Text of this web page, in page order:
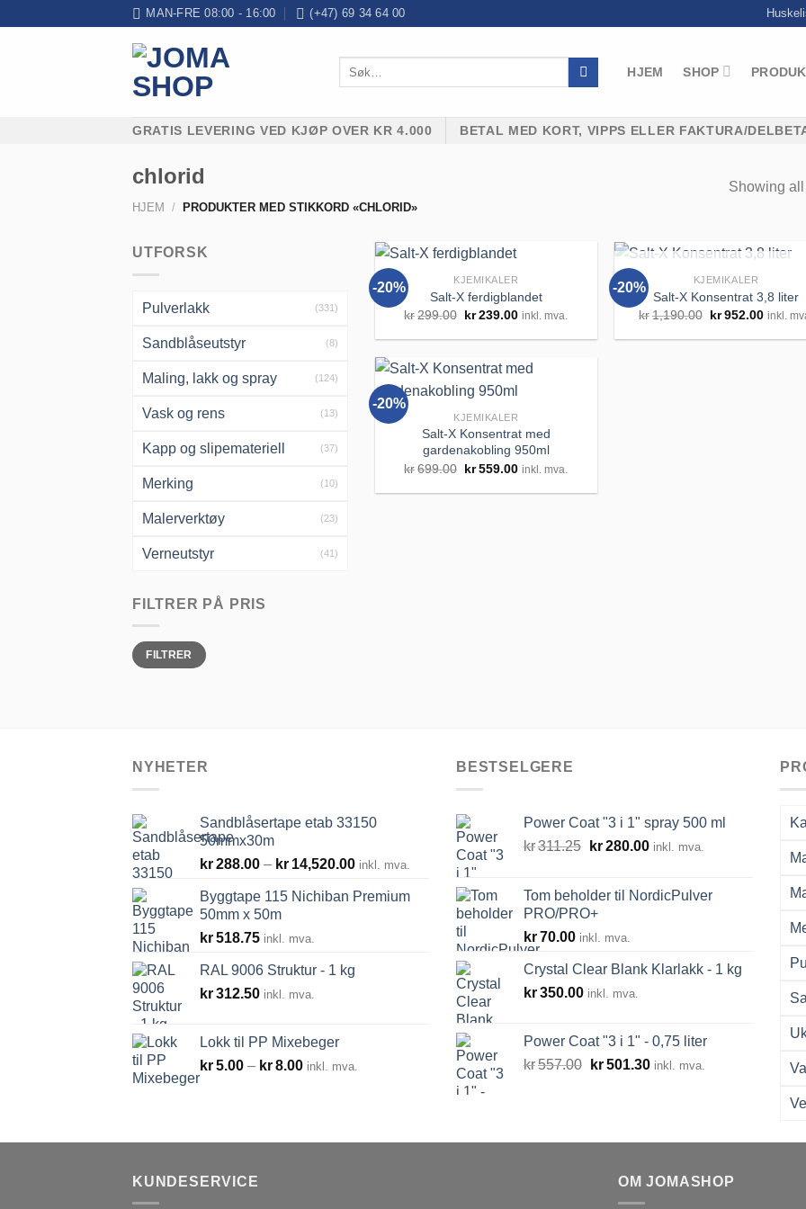
MAN-FRE 08:00 - 16:00 (+47) 69 34 64 00
HJEM SHOP
GRATIS LEVERING VED KJØP OVER KR 4.000 BETAL MED KORT, VIPPS ELLER FAKTURA/
chlorid
HJEM / PRODUKTER MED STIKKORD «CHLORID»
Showing
UTFORSK
Pulverlakk (331)
Sandblåseutstyr (8)
Maling, lakk og spray (124)
Vask og rens (13)
Kapp og slipemateriell (37)
Merking (10)
Malerverktøy (23)
Verneutstyr (41)
FILTRER PÅ PRIS
Min.
pris
Makspris
FILTRER
-20%
Legg til
KJEMIKALER
Salt-X ferdigblandet
kr299.00 Opprinnelig
var:
kr239.00Nåværende
er:
inkl. mva.
-20% UTSOLGT
KJEMIKALER
Salt-X Konsentrat 3,8 liter
kr1,190.00 Opprinnelig
var:
kr952.00
er:
inkl.
-20%
huskeliste
KJEMIKALER
Salt-X Konsentrat med
gardenakobling 950ml
kr699.00 Opprinnelig
var:
kr559.00Nåværende
er:
inkl. mva.
NYHETER
Sandblåsertape etab 33150
50mmx30m
kr288.00 – kr 14,520.00Prisområde:
til
inkl. mva.
Byggtape 115 Nichiban Premium
50mm x 50m
kr518.75 inkl. mva.
RAL 9006 Struktur - 1 kg
kr312.50 inkl. mva.
Lokk til PP Mixebeger
kr5.00 – kr8.00Prisområde:
inkl. mva.
BESTSELGERE
Power Coat "3 i 1" spray 500 ml
kr311.25 Opprinnelig
kr311.25.
kr280.00Nåværende
kr280.00.
inkl. mva.
Tom beholder til NordicPulver
PRO/PRO+
kr70.00 inkl. mva.
Crystal Clear Blank Klarlakk - 1 kg
kr350.00 inkl. mva.
Power Coat "3 i 1" - 0,75 liter
kr557.00 Opprinnelig
kr501.30Nåværende
inkl. mva.
KUNDESERVICE OM JOMASHOP